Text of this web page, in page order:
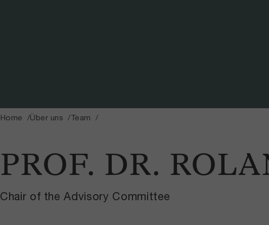
Home Über uns Team
PROF. DR.
Chair of the Advisory Committee